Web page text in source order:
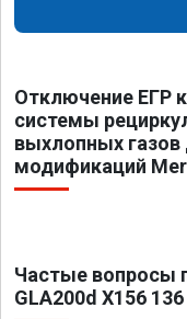
Отключение ЕГР
системы
выхлопных газов
модификаций
Частые вопросы
GLA200d X156